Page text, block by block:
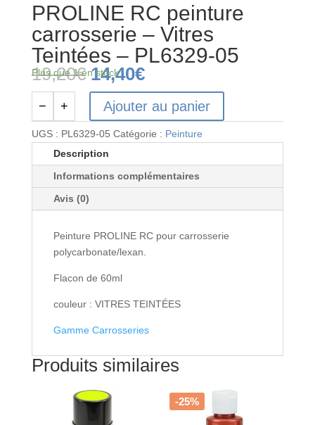
PROLINE RC peinture
carrosserie – Vitres
Teintées – PL6329-05
19,20€ Le
prix
initial
était :
19,20€.
14,40€Le
prix
actuel
est :
14,40€.
Plus que 1 en stock
quantité
de
PROLINE
peinture
carrosserie
-
Teintées
PL6329-
− + Ajouter au panier
UGS : PL6329-05 Catégorie : Peinture
Description
Informations complémentaires
Avis (0)
Peinture PROLINE RC pour carrosserie
polycarbonate/lexan.
Flacon de 60ml
couleur : VITRES TEINTÉES
Gamme Carrosseries
Produits similaires
-25%